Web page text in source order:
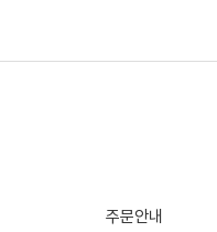
주문안내